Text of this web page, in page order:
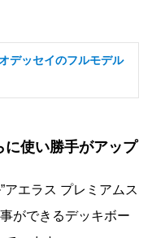
デッセイのフルモデル
に使い勝手がアップ
アエラス プレミアムス
ができるデッキボー